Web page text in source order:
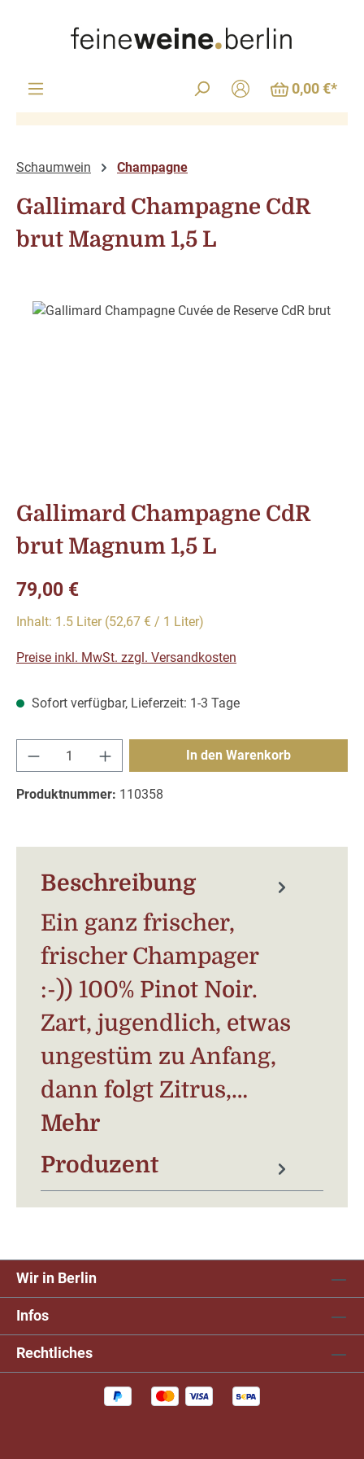
0,00 €*
Schaumwein Champagne
Gallimard Champagne CdR
brut Magnum 1,5 L
Bildergalerie überspringen
Gallimard Champagne CdR
brut Magnum 1,5 L
Regulärer Preis:
79,00 €
Inhalt: 1.5 Liter (52,67 € / 1 Liter)
Preise inkl. MwSt. zzgl. Versandkosten
Sofort verfügbar, Lieferzeit: 1-3 Tage
Produkt Anzahl: Gib den gewünschten
In den Warenkorb
Produktnummer: 110358
Beschreibung
Ein ganz frischer,
frischer Champager
:-)) 100% Pinot Noir.
Zart, jugendlich, etwas
ungestüm zu Anfang,
dann folgt Zitrus,…
Mehr
Produzent
Wir in Berlin
Infos
Rechtliches